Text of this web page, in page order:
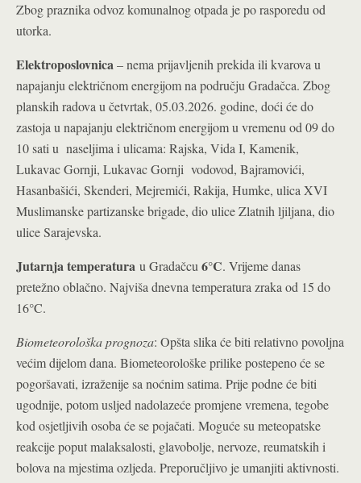
Zbog praznika odvoz komunalnog otpada je po rasporedu od
utorka.
Elektroposlovnica– nema prijavljenih prekida ili kvarova u
napajanju električnom energijom na području Gradačca. Zbog
planskih radova u četvrtak, 05.03.2026. godine, doći će do
zastoja u napajanju električnom energijom u vremenu od 09 do
10 sati u naseljima i ulicama: Rajska, Vida I, Kamenik,
Lukavac Gornji, Lukavac Gornji vodovod, Bajramovići,
Hasanbašići, Skenderi, Mejremići, Rakija, Humke, ulica XVI
Muslimanske partizanske brigade, dio ulice Zlatnih ljiljana, dio
ulice Sarajevska.
Jutarnja temperatura u Gradačcu 6°C. Vrijeme danas
pretežno oblačno. Najviša dnevna temperatura zraka od 15 do
16°C.
Biometeorološka prognoza: Opšta slika će biti relativno povoljna
većim dijelom dana. Biometeorološke prilike postepeno će se
pogoršavati, izraženije sa noćnim satima. Prije podne će biti
ugodnije, potom usljed nadolazeće promjene vremena, tegobe
kod osjetljivih osoba će se pojačati. Moguće su meteopatske
reakcije poput malaksalosti, glavobolje, nervoze, reumatskih i
bolova na mjestima ozljeda. Preporučljivo je umanjiti aktivnosti.